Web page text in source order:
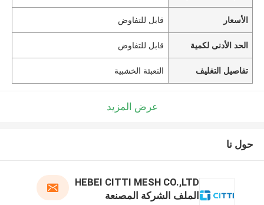
الأسعار قابل للتفاوض
الحد الأدنى لكمية قابل للتفاوض
تفاصيل التغليف التعبئة الخشبية
عرض المزيد
حول نا
HEBEI CITTI MESH CO.,LTD
الملف الشركة المصنعة